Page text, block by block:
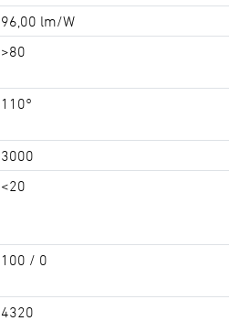
96,00 lm/W
>80
110°
3000
<20
100 / 0
4320